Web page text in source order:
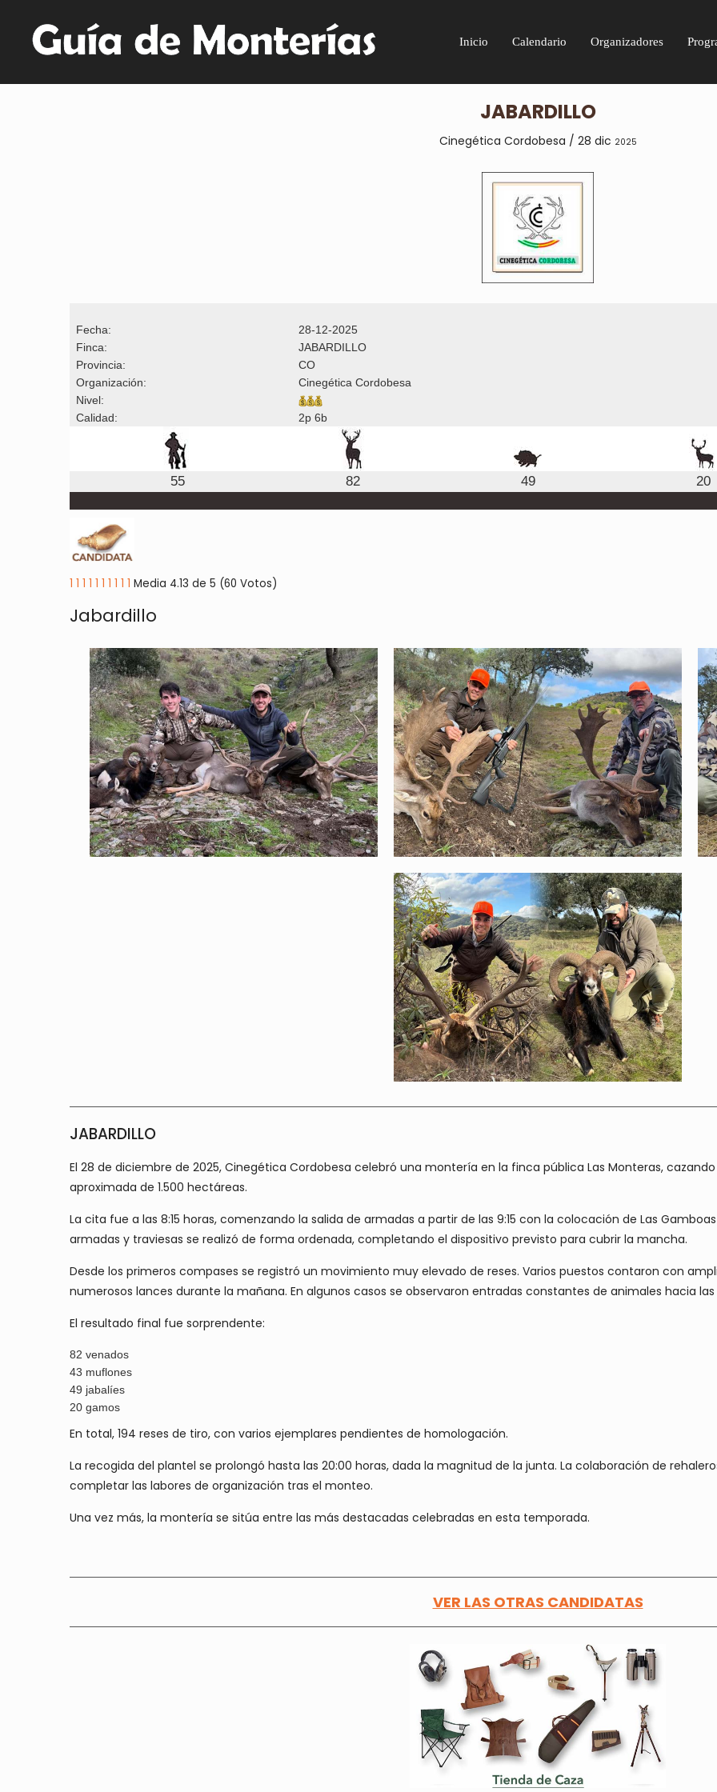
Inicio Calendario Organizadores
JABARDILLO
Cinegética Cordobesa / 28 dic 2025
Fecha:
28-12-2025
Finca:
JABARDILLO
Provincia:
CO
Organización:
Cinegética Cordobesa
Nivel:
Calidad:
2p 6b
55 82 49 20
1 1 1 1 1 1 1 1 1 1 Media 4.13 de 5 (60 Votos)
Jabardillo
JABARDILLO
El 28 de diciembre de 2025, Cinegética Cordobesa celebró una montería en la finca pública Las Monteras,
aproximada de 1.500 hectáreas.
La cita fue a las 8:15 horas, comenzando la salida de armadas a partir de las 9:15 con la colocación de Las
armadas y traviesas se realizó de forma ordenada, completando el dispositivo previsto para cubrir la mancha.
Desde los primeros compases se registró un movimiento muy elevado de reses. Varios puestos contaron con
numerosos lances durante la mañana. En algunos casos se observaron entradas constantes de animales hacia
El resultado final fue sorprendente:
82 venados
43 muflones
49 jabalíes
20 gamos
En total, 194 reses de tiro, con varios ejemplares pendientes de homologación.
La recogida del plantel se prolongó hasta las 20:00 horas, dada la magnitud de la junta. La colaboración de
completar las labores de organización tras el monteo.
Una vez más, la montería se sitúa entre las más destacadas celebradas en esta temporada.
VER LAS OTRAS CANDIDATAS